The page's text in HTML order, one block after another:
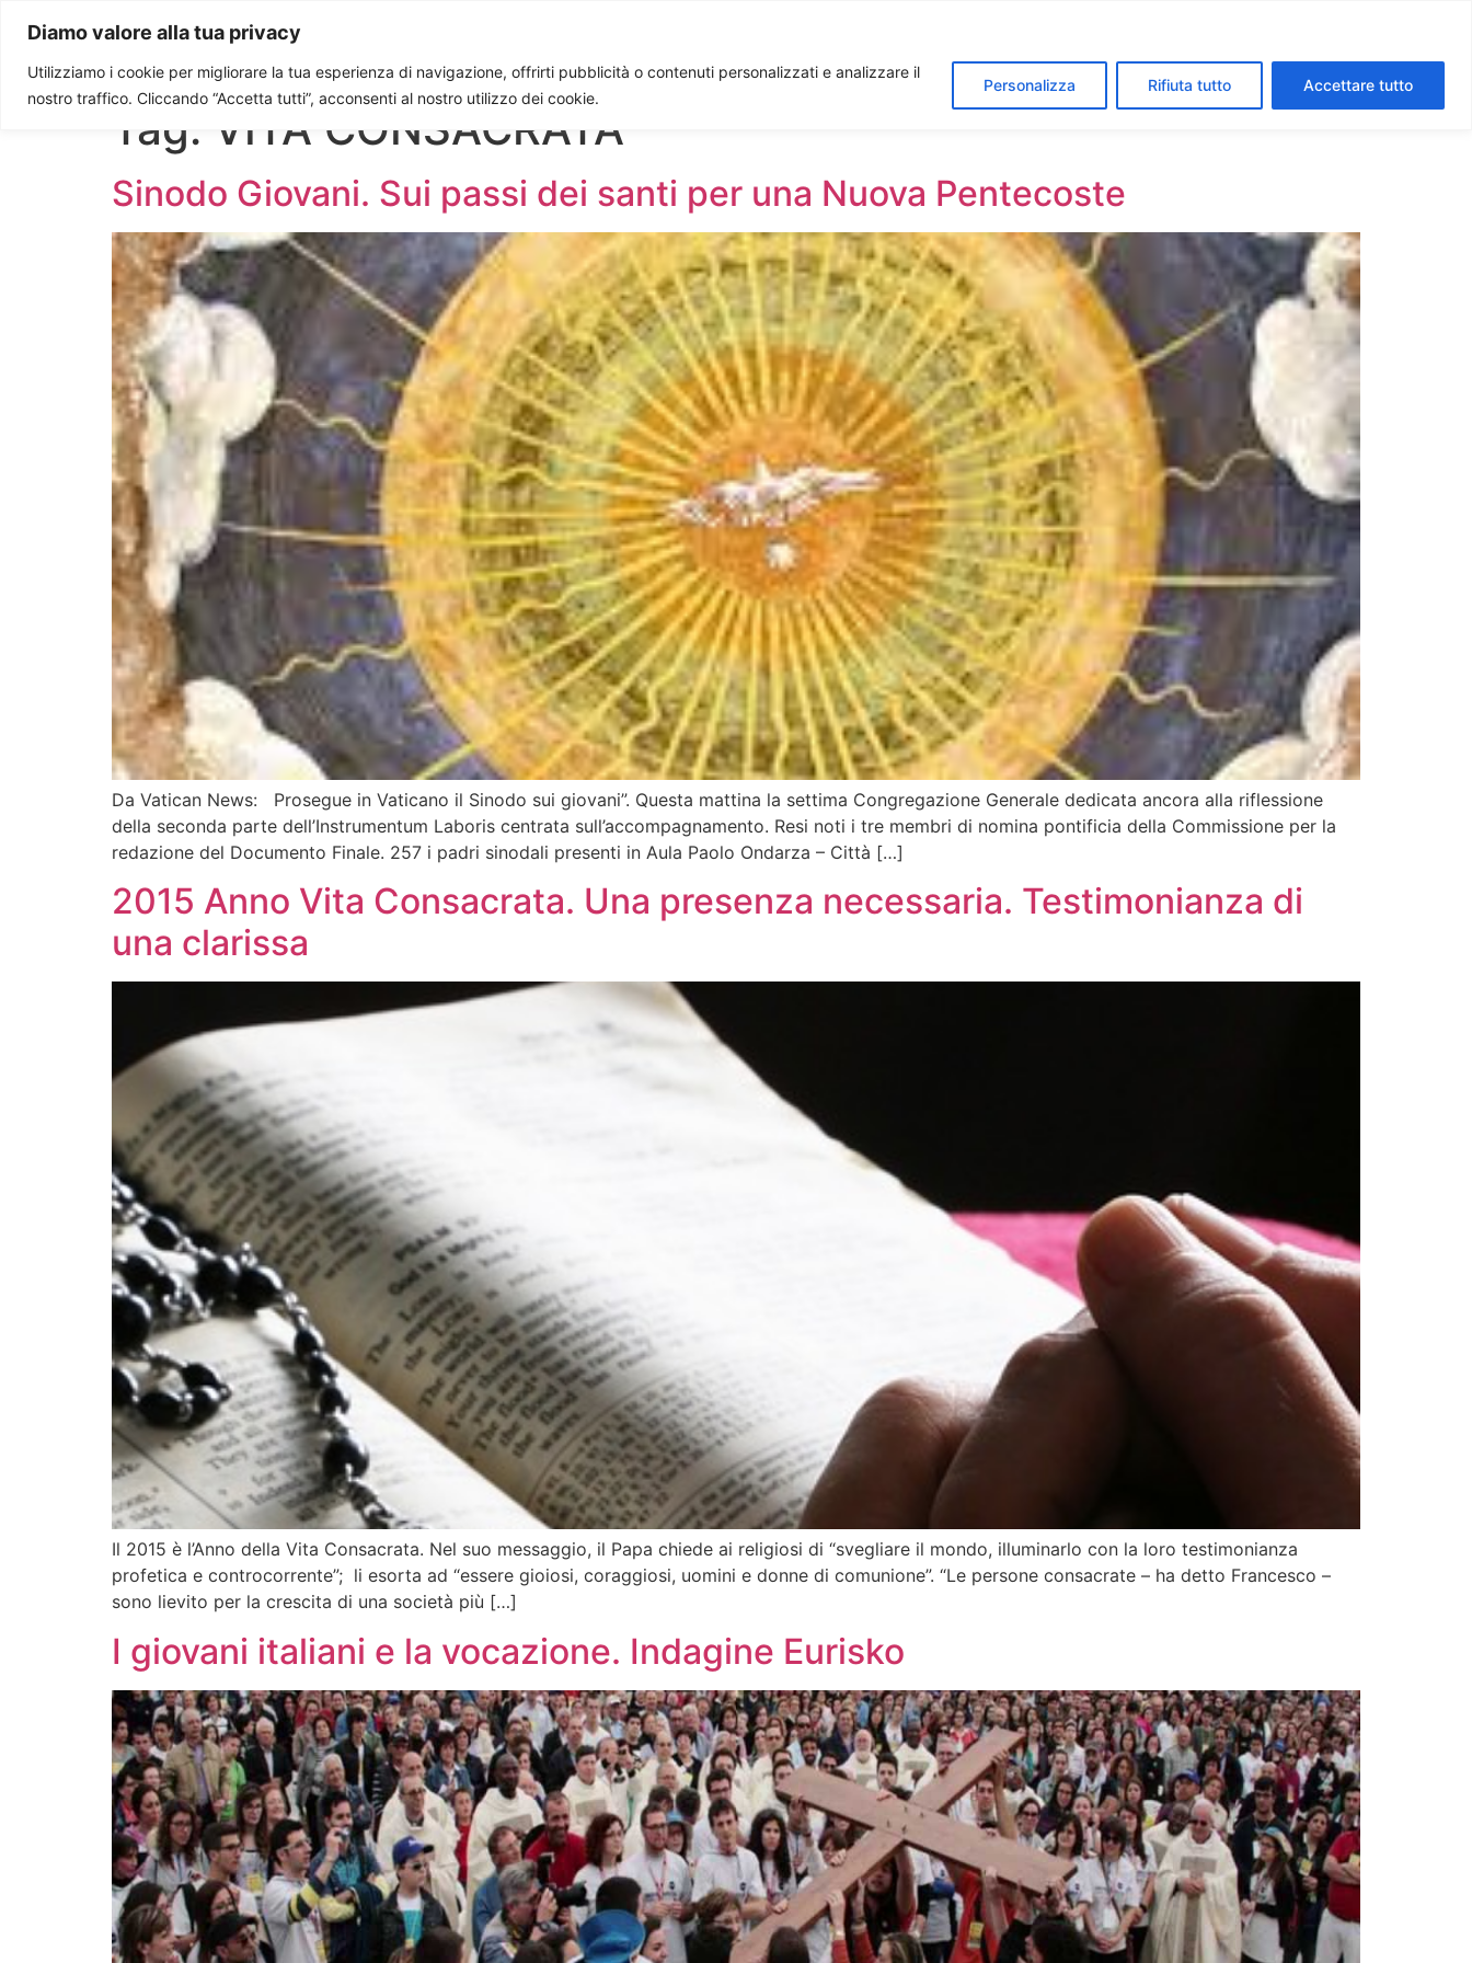
Diamo valore alla tua privacy
Utilizziamo i cookie per migliorare la tua esperienza di navigazione, offrirti pubblicità o contenuti personalizzati e analizzare il
nostro traffico. Cliccando “Accetta tutti”, acconsenti al nostro utilizzo dei cookie.
Personalizza Rifiuta tutto Accettare tutto
Paolo Ondarza
Tag: VITA CONSACRATA
Sinodo Giovani. Sui passi dei santi per una Nuova Pentecoste
Da Vatican News: Prosegue in Vaticano il Sinodo sui giovani”. Questa mattina la settima Congregazione Generale dedicata ancora alla riflessione
della seconda parte dell’Instrumentum Laboris centrata sull’accompagnamento. Resi noti i tre membri di nomina pontificia della Commissione per la
redazione del Documento Finale. 257 i padri sinodali presenti in Aula Paolo Ondarza – Città […]
2015 Anno Vita Consacrata. Una presenza necessaria. Testimonianza di
una clarissa
Il 2015 è l’Anno della Vita Consacrata. Nel suo messaggio, il Papa chiede ai religiosi di “svegliare il mondo, illuminarlo con la loro testimonianza
profetica e controcorrente”; li esorta ad “essere gioiosi, coraggiosi, uomini e donne di comunione”. “Le persone consacrate – ha detto Francesco –
sono lievito per la crescita di una società più […]
I giovani italiani e la vocazione. Indagine Eurisko